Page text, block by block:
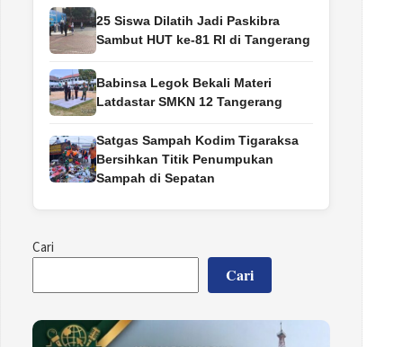
25 Siswa Dilatih Jadi Paskibra
Sambut HUT ke-81 RI di Tangerang
Babinsa Legok Bekali Materi
Latdastar SMKN 12 Tangerang
Satgas Sampah Kodim Tigaraksa
Bersihkan Titik Penumpukan
Sampah di Sepatan
Cari
Cari